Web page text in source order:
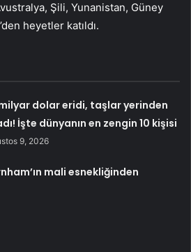
Şili, Yunanistan, Güney
heyetler katıldı.
dolar eridi, taşlar yerinden
İşte dünyanın en zengin 10 kişisi
9, 2026
mali esnekliğinden